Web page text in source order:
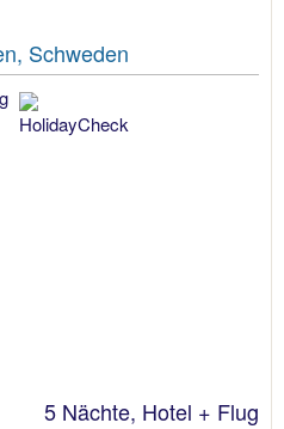
Schweden
5 Nächte, Hotel + Flug